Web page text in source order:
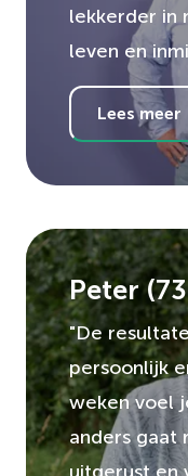
lekkerder in
leven en
Lees meer
Peter (73
"De
persoonlijk
weken voel
anders gaat
uitgerust en